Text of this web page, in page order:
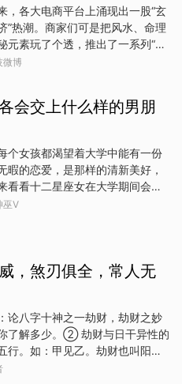
地支，它们排列成60个干支组
子、乙丑……癸亥，以此记录年序
，如此循环往复。我国农历至今
干支纪年、纪日，农历年按干支
生肖纪法命名，比如今年为甲辰
科超说，现在的农历以朔望月作
月份，并以冬至节气所在的农历
为子月，十二月为丑月，正月为
以此类推，并配合天干使用。按
干支纪法，今年的正月十五也可
24小时，两个小时为一个时辰，
，各大电商平台上涌现出一股“玄
”热潮。商家们可是把风水、命理
元素玩了个透，推出了一系列“开
”“转运招财”等玄妙服务或产品。
其能带来好运和幸福感，心甘情
涂，让道长们走进了大众视线。
体验修仙风、功夫风还是心灵按
？随你挑！想体验道观生活？俊男
带你探访神秘的道观，让你感受
诚则灵的画面搭配祈愿类文案，
因此而来呢！还有段子手道士
起了科普梗、段子、小剧场，让
笑中了解道教文化。原来道士也
？也能结婚？赶紧关注学习新知
灵按摩风短视频给你的人生加油
微博
会交上什么样的男朋
个女孩都渴望着大学中能有一份
暇的恋爱，是那样的清新美好，
看看十二星座女在大学期间会交
的男朋友吧。1、白羊女：暖心的
金牛们的勤恳踏实让霸道的男孩
一心只想着读书的男孩子就没什
，两个爱玩的人待在一起才擦出
。图片均源于网络，图文均无关
蟹女：体贴的男友。巨蟹女们很温
巫V
，煞刃俱全，常人无
论八字十神之一劫财，劫财之妙
了解多少。② 劫财与日干异性的
行。如：甲见乙。劫财也叫阳
刃就是阳日干五行所处的月令帝